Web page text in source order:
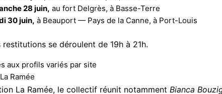
28 juin, au fort Delgrès, à Basse-Terre
30 juin, à Beauport — Pays de la Canne, à Port-Louis
restitutions se déroulent de 19h à 21h.
aux profils variés par site
Ramée
La Ramée, le collectif réunit notamment Bianca